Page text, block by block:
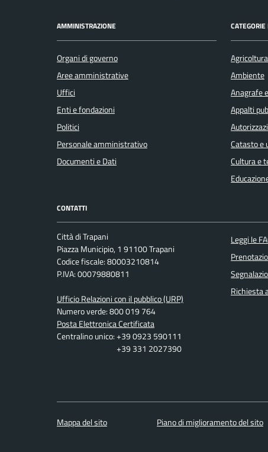
AMMINISTRAZIONE
Organi di governo
Aree amministrative
Uffici
Enti e fondazioni
Politici
Personale amministrativo
Documenti e Dati
Ambiente
Anagrafe
Appalti
Catasto e
Cultura e
CONTATTI
Città di Trapani
Piazza Municipio, 1 91100 Trapani
Codice fiscale: 80003210814
P.IVA: 00079880811
Ufficio Relazioni con il pubblico (URP)
Numero verde: 800 019 764
Posta Elettronica Certificata
Centralino unico: +39 0923 590111
+39 331 2027390
Leggi le
Richiesta
Mappa del sito Piano di miglioramento del sito